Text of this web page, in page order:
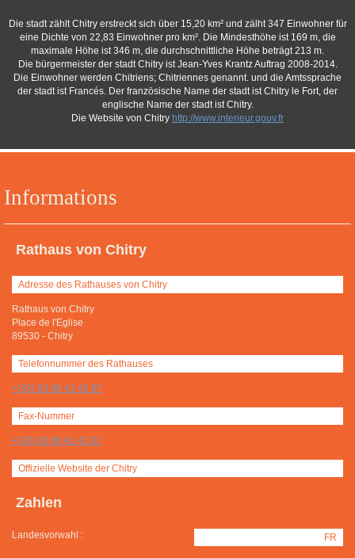
Informations
Rathaus von Chitry
Adresse des Rathauses von Chitry
Rathaus von Chitry
Place de l'Eglise
89530 - Chitry
Telefonnummer des Rathauses
+(33) 03 86 41 42 07
Fax-Nummer
+(33) 03 86 41 42 07
Offizielle Website der Chitry
Zahlen
Landesvorwahl : FR
Die stadt zählt Chitry erstreckt sich über 15,20 km² und zälht 347 Einwohner für
eine Dichte von 22,83 Einwohner pro km². Die Mindesthöhe ist 169 m, die
maximale Höhe ist 346 m, die durchschnittliche Höhe beträgt 213 m.
Die bürgermeister der stadt Chitry ist Jean-Yves Krantz Auftrag 2008-2014.
Die Einwohner werden Chitriens; Chitriennes genannt. und die Amtssprache
der stadt ist Francés. Der französische Name der stadt ist Chitry le Fort, der
englische Name der stadt ist Chitry.
Die Website von Chitry http://www.interieur.gouv.fr